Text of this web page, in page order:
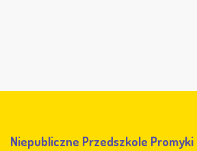
Niepubliczne Przedszkole Promyki